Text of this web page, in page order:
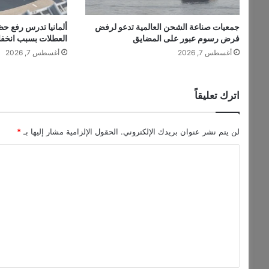
د
ي
د
ة
"
ا
ة
م
ؤ
جمعيات صناعة الشحن العالمية تدعو لرفض
فرض رسوم عبور على المضايق
أغسطس 7, 2026
ألمانيا تدرس رفع
العطلات بسبب
أغسطس 7, 2026
اترك تعليقاً
لن يتم نشر عنوان بريدك الإلكتروني. الحقول الإلزامية مشار إليها بـ *